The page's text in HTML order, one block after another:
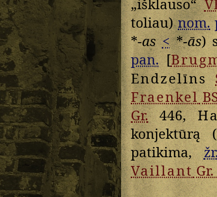
toliau)nom.
*-as <*-ās)
pan.[
Endzelīns
Fraenkel
Gr.446,
konjektūrą (
patikima,
VaillantGr.